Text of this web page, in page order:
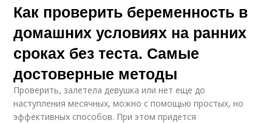
Срок без теста Условия без теста
Беременности без
теста
Народные тесты
Как проверить беременность в
домашних условиях на ранних
сроках без теста. Самые
достоверные методы
Проверить, залетела девушка или нет еще до
наступления месячных, можно с помощью простых, но
эффективных способов. При этом придется